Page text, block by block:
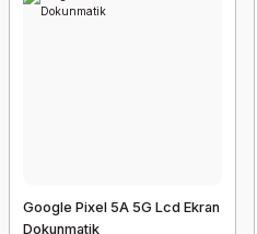
Google Pixel 5A 5G Lcd Ekran
Dokunmatik